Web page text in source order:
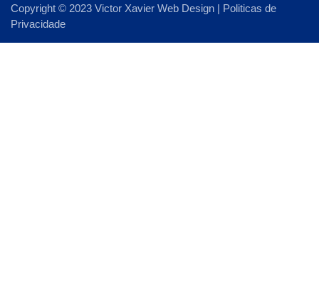
Copyright © 2023 Victor Xavier Web Design | Politicas de
Privacidade